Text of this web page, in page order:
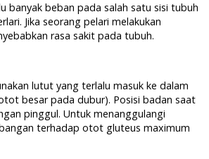
banyak beban pada salah satu sisi tubuh
Jika seorang pelari melakukan
rasa sakit pada tubuh.
lutut yang terlalu masuk ke dalam
besar pada dubur). Posisi badan saat
pinggul. Untuk menanggulangi
terhadap otot gluteus maximum